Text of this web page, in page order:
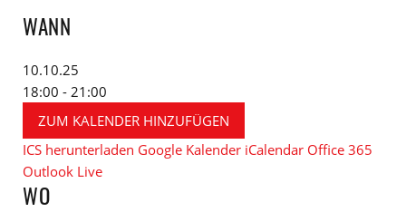
WANN
10.10.25
18:00 - 21:00
ZUM KALENDER HINZUFÜGEN
ICS herunterladen Google Kalender iCalendar Office 365
Outlook Live
WO